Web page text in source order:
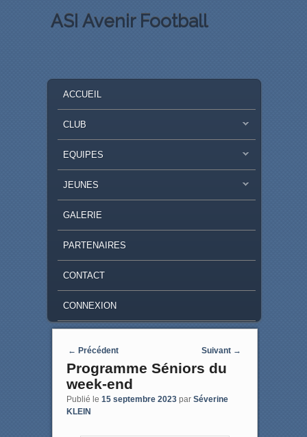
ASI Avenir Football
MASQUER LA NAVIGATION PRINCIPALE
MASQUER LA NAVIGATION SECONDAIRE
ACCUEIL
CLUB
EQUIPES
JEUNES
GALERIE
PARTENAIRES
CONTACT
CONNEXION
Post navigation
← Précédent Suivant →
Programme Séniors du
week-end
Publié le 15 septembre 2023 par Séverine
KLEIN